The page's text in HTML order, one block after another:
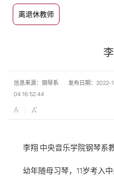
离退休教师
信息来源：钢琴系 发布日期：2022-
04 16:52:44
李翔 中央音乐学院钢琴系
幼年随母习琴，11岁考入